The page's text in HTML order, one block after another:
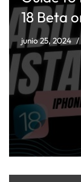
18 Beta
junio 25, 2024